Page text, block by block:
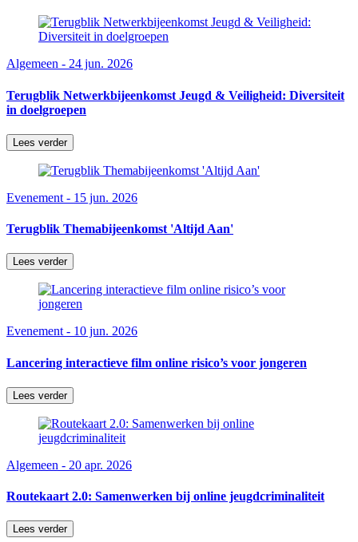
Algemeen - 24 jun. 2026
Terugblik Netwerkbijeenkomst Jeugd & Veiligheid: Diversiteit
in doelgroepen
Lees verder
Evenement - 15 jun. 2026
Terugblik Themabijeenkomst 'Altijd Aan'
Lees verder
Evenement - 10 jun. 2026
Lancering interactieve film online risico’s voor jongeren
Lees verder
Algemeen - 20 apr. 2026
Routekaart 2.0: Samenwerken bij online jeugdcriminaliteit
Lees verder